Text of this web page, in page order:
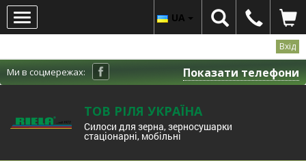
Вхід
Ми в соцмережах: Показати телефони
ТОВ РІЛЯ УКРАЇНА
Cилоси для зерна, зерносушарки
стаціонарні, мобільні
UA